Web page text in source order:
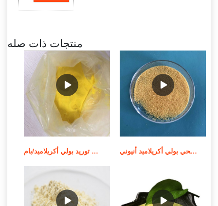
منتجات ذات صله
توريد بولي أكريلاميد/بام MSDS لمعالجة المياه في الصين الشركة المصنعة للمواد الكيميائية لمعالجة مياه الصرف الصحي بولي أكريلاميد أنيوني